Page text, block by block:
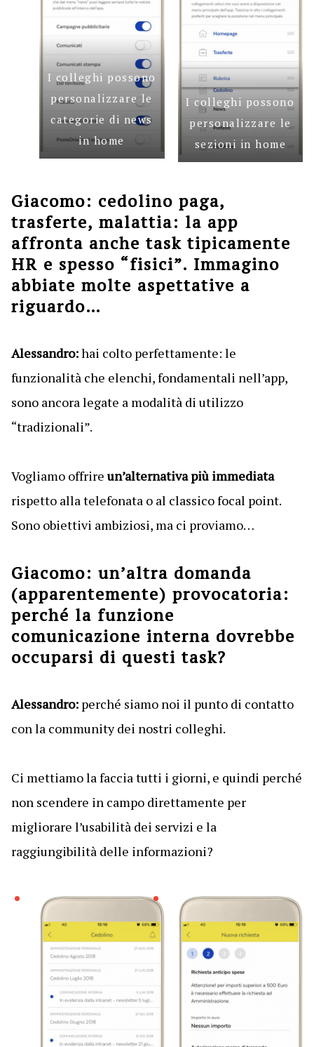
I colleghi possono
personalizzare le
categorie di news
in home
I colleghi possono
personalizzare le
sezioni in home
Giacomo: cedolino paga,
trasferte, malattia: la app
affronta anche task tipicamente
HR e spesso “fisici”. Immagino
abbiate molte aspettative a
riguardo…
Alessandro:hai colto perfettamente: le
funzionalità che elenchi, fondamentali nell’app,
sono ancora legate a modalità di utilizzo
“tradizionali”.
Vogliamo offrireun’alternativa più immediata
rispetto alla telefonata o al classico focal point.
Sono obiettivi ambiziosi, ma ci proviamo…
Giacomo: un’altra domanda
(apparentemente) provocatoria:
perché la funzione
comunicazione interna dovrebbe
occuparsi di questi task?
Alessandro:perché siamo noi il punto di contatto
con la community dei nostri colleghi.
Ci mettiamo la faccia tutti i giorni, e quindi perché
non scendere in campo direttamente per
migliorare l’usabilità dei servizi e la
raggiungibilità delle informazioni?